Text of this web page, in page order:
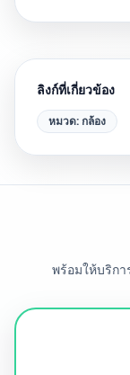
ลิงก์ที่เกี่ยวข้อง
หมวด:กล้อง
พร้อมให้บริกา